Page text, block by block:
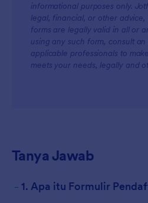
informational purposes only.
legal, financial, or other
forms are legally valid in all or
using any such form, consult
applicable professionals to
meets your needs, legally and
Tanya Jawab
- 1. Apa itu Formulir